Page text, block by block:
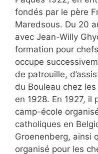
fondés par le père
Maredsous. Du 20
avec Jean-Willy
formation pour
occupe
de patrouille,
du Bouleau chez
en 1928. En 1927, il
camp-école
catholiques en
Groenenberg, ainsi
organisé pour les